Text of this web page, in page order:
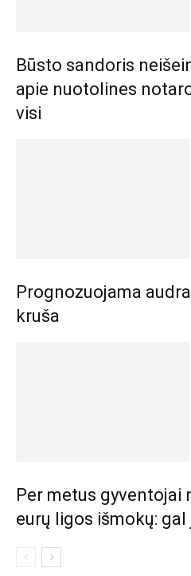
Būsto sandoris
apie nuotolines
visi
Prognozuojama
kruša
Per metus gyventojai
eurų ligos išmokų: gal